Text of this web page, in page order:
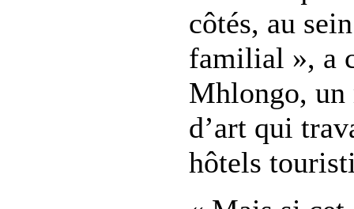
côtés, au
familial », a
Mhlongo, un
d’art qui
hôtels